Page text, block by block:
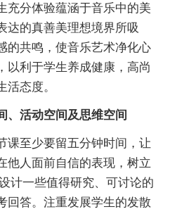
充分体验蕴涵于音乐中的美
达的真善美理想境界所吸
的共鸣，使音乐艺术净化心
以利于学生养成健康，高尚
活态度。
活动空间及思维空间
至少要留五分钟时间，让
他人面前自信的表现，树立
计一些值得研究、可讨论的
回答。注重发展学生的发散